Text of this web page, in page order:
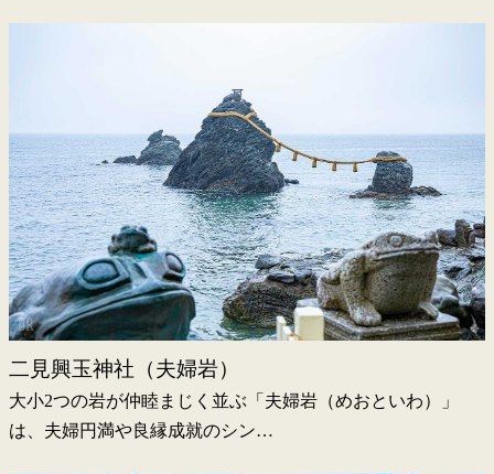
二見興玉神社（夫婦岩）
大小2つの岩が仲睦まじく並ぶ「夫婦岩（めおといわ）」
は、夫婦円満や良縁成就のシン…